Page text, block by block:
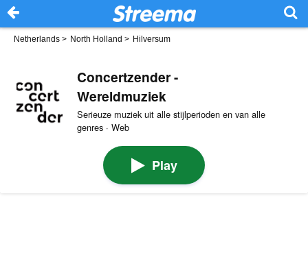
Netherlands > North Holland > Hilversum
Concertzender -
Wereldmuziek
Serieuze muziek uit alle stijlperioden en van alle
genres · Web
Play